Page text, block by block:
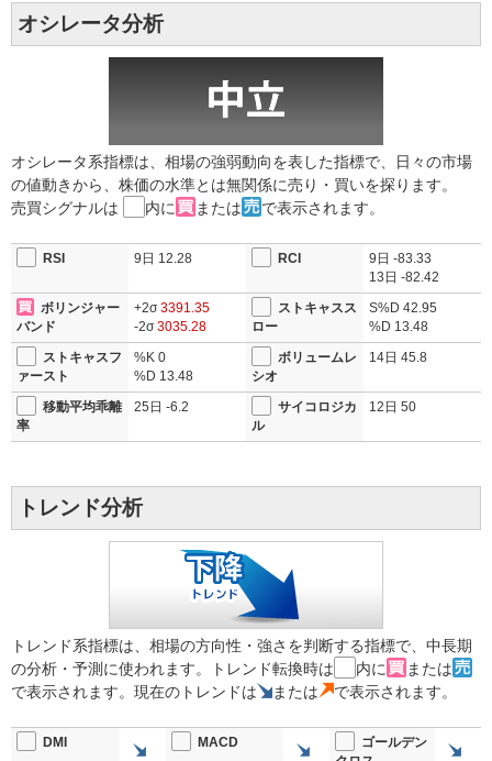
業績面では、2026年3月期は売上高2兆5600億円（前期比2％減）、営業
いる。国内大型案件の竣工反動で減収減益を見込むが、北米での案件獲
得が業績下支え要因となる見通しだ。
国内の工事反動で利益率は低下するが、北米でのM&A戦略により成長基
風が収益拡大につながる可能性がある。
オシレータ分析
オシレータ系指標は、相場の強弱動向を表した指標で、日々の市場
の値動きから、株価の水準とは無関係に売り・買いを探ります。
売買シグナルは
内に または で表示されます。
RSI 9日 12.28 RCI 9日 -83.33
13日 -82.42
ボリンジャー
バンド
+2σ3391.35
-2σ3035.28
ストキャスス
ロー
S%D 42.95
%D 13.48
ストキャスフ
ァースト
%K 0
%D 13.48
ボリュームレ
シオ
14日 45.8
移動平均乖離
率
25日 -6.2
サイコロジカ
ル
12日 50
トレンド分析
トレンド系指標は、相場の方向性・強さを判断する指標で、中長期
の分析・予測に使われます。トレンド転換時は
内に
または
で表示されます。現在のトレンドは
または で表示されます。
DMI MACD
ゴールデン